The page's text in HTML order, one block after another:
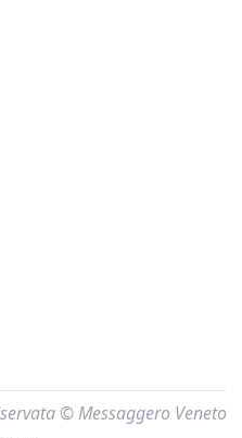
© Messaggero Veneto